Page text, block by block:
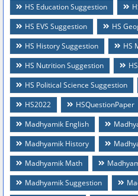
HS Education Suggestion
HS EVS Suggestion
HS
HS History Suggestion
HS
HS Nutrition Suggestion
HS Political Science Suggestion
HS2022
HSQuestionPaper
Madhyamik English
Madhyamik History
Madhyamik Math
Madhyamik Suggestion